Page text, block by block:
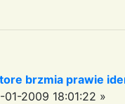
brzmia prawie
01-2009 18:01:22 »